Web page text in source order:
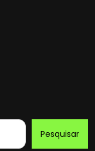
Pesquisar